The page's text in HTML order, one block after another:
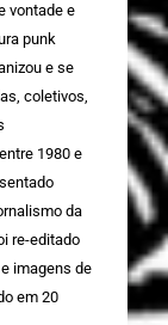
vontade e
punk
e se
coletivos,
1980 e
da
re-editado
imagens de
em 20